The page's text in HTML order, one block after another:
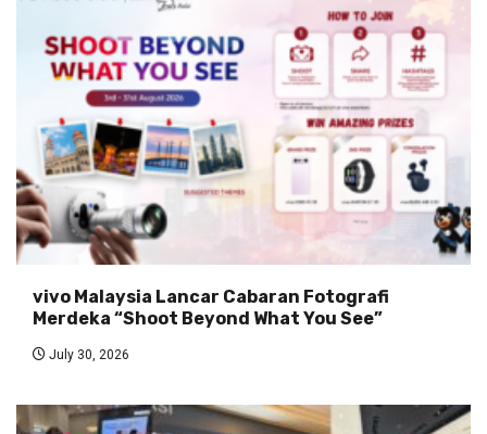
vivo Malaysia Lancar Cabaran Fotografi
Merdeka “Shoot Beyond What You See”
July 30, 2026